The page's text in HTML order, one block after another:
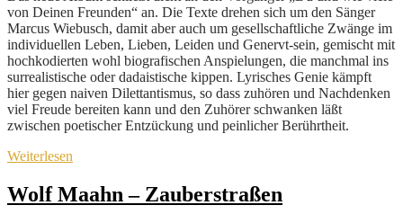
von Deinen Freunden“ an. Die Texte drehen sich um den Sänger
Marcus Wiebusch, damit aber auch um gesellschaftliche Zwänge im
individuellen Leben, Lieben, Leiden und Genervt-sein, gemischt mit
hochkodierten wohl biografischen Anspielungen, die manchmal ins
surrealistische oder dadaistische kippen. Lyrisches Genie kämpft
hier gegen naiven Dilettantismus, so dass zuhören und Nachdenken
viel Freude bereiten kann und den Zuhörer schwanken läßt
zwischen poetischer Entzückung und peinlicher Berührtheit.
Weiterlesen
Wolf Maahn – Zauberstraßen